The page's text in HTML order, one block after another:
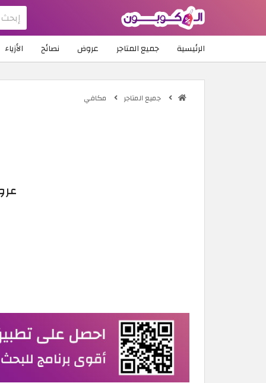
الرئيسية جميع المتاجر عروض نصائح الأزياء
جميع المتاجر مكافي
عروض